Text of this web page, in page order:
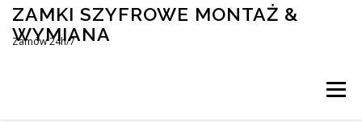
Skip
content
ZAMKI SZYFROWE MONTAŻ &
WYMIANA
Zamów 24h/7
Menu